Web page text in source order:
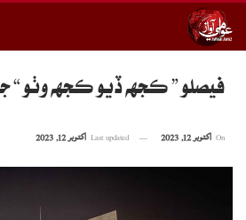
فيصلو ” ڪجهه ڏيو ڪجهه وٺو “
اکتوبر 12, 2023 اکتوبر 12, 2023